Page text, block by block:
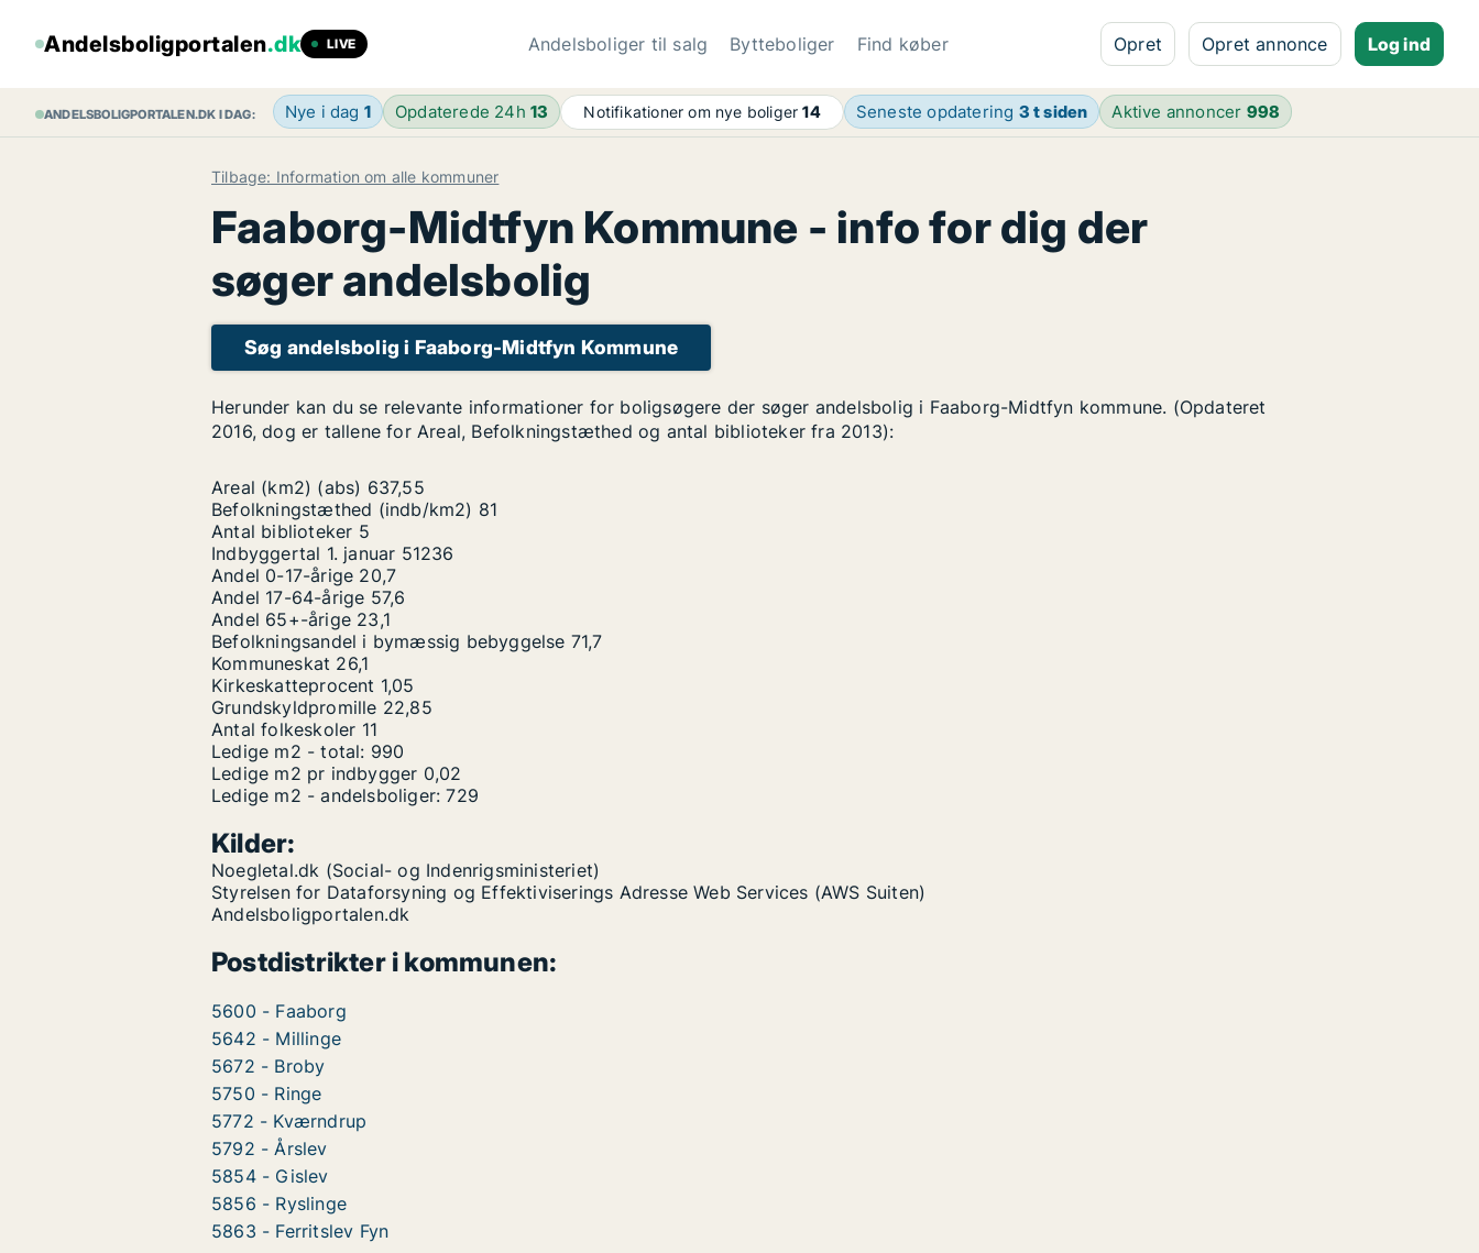
Andelsboligportalen.dk LIVE Andelsboliger til salg Bytteboliger Find køber Opret Opret annonce Log ind
ANDELSBOLIGPORTALEN.DK I DAG: Nye i dag 1 Opdaterede 24h13 Notifikationer om nye boliger14 Seneste opdatering 3 t siden Aktive annoncer 998
Tilbage: Information om alle kommuner
Faaborg-Midtfyn Kommune - info for dig der
søger andelsbolig
Søg andelsbolig i Faaborg-Midtfyn Kommune
Herunder kan du se relevante informationer for boligsøgere der søger andelsbolig i Faaborg-Midtfyn kommune. (Opdateret
2016, dog er tallene for Areal, Befolkningstæthed og antal biblioteker fra 2013):
Areal (km2) (abs) 637,55
Befolkningstæthed (indb/km2) 81
Antal biblioteker 5
Indbyggertal 1. januar 51236
Andel 0-17-årige 20,7
Andel 17-64-årige 57,6
Andel 65+-årige 23,1
Befolkningsandel i bymæssig bebyggelse 71,7
Kommuneskat 26,1
Kirkeskatteprocent 1,05
Grundskyldpromille 22,85
Antal folkeskoler 11
Ledige m2 - total: 990
Ledige m2 pr indbygger 0,02
Ledige m2 - andelsboliger: 729
Kilder:
Noegletal.dk (Social- og Indenrigsministeriet)
Styrelsen for Dataforsyning og Effektiviserings Adresse Web Services (AWS Suiten)
Andelsboligportalen.dk
Postdistrikter i kommunen:
5600 - Faaborg
5642 - Millinge
5672 - Broby
5750 - Ringe
5772 - Kværndrup
5792 - Årslev
5854 - Gislev
5856 - Ryslinge
5863 - Ferritslev Fyn